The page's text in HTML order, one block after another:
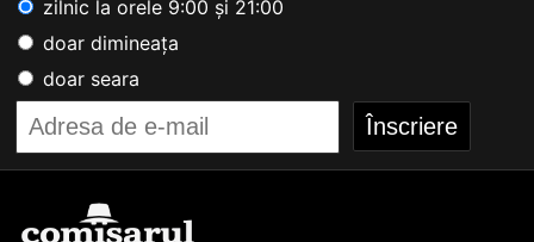
zilnic la orele 9:00 și 21:00
doar dimineața
doar seara